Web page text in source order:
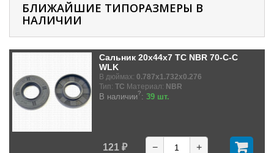
БЛИЖАЙШИЕ ТИПОРАЗМЕРЫ В
НАЛИЧИИ
Сальник 20x44x7 TC NBR 70-C-C
WLK
В дюймах: 0.787x1.732x0.276
Тип: TC Материал: NBR
В наличии?: 39 шт.
121 ₽ − +